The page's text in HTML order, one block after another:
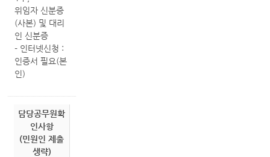
위임자 신분증
(사본) 및 대리
인 신분증
- 인터넷신청 :
인증서 필요(본
인)
담당공무원확
인사항
(민원인 제출
생략)